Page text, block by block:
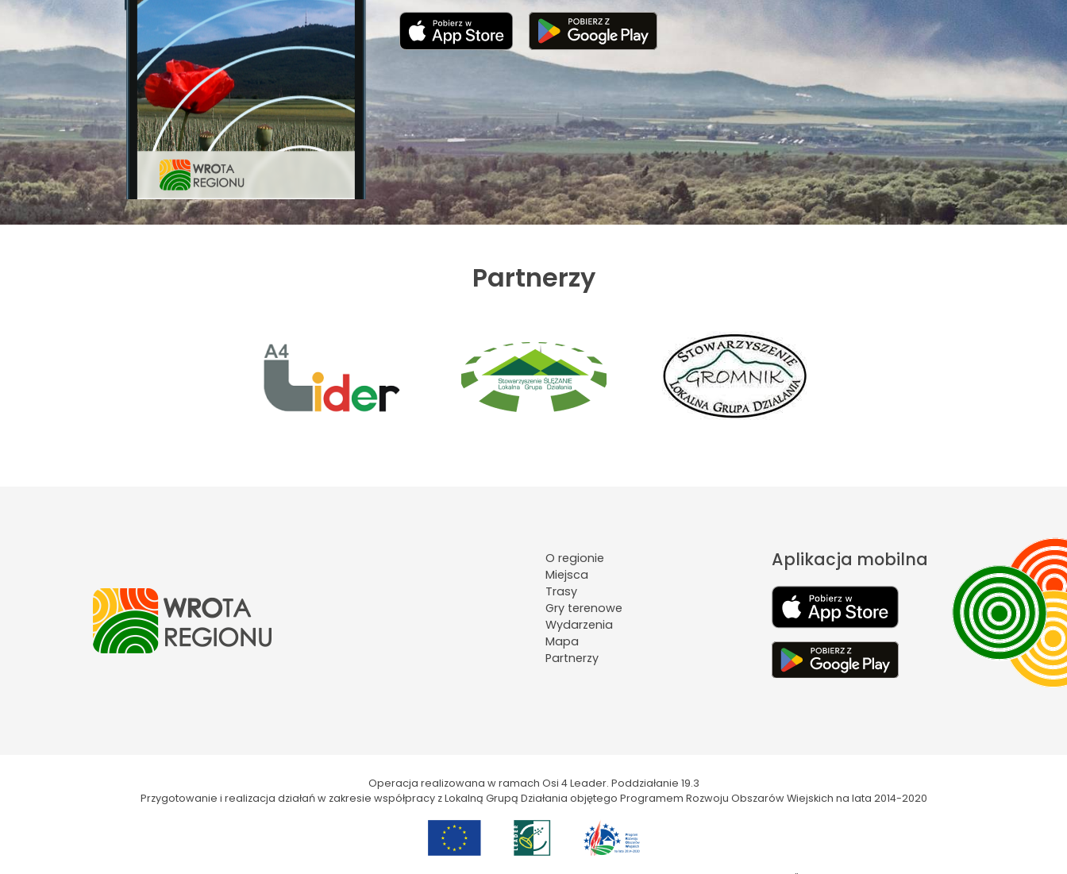
Partnerzy
O regionie
Miejsca
Trasy
Gry terenowe
Wydarzenia
Mapa
Partnerzy
Aplikacja mobilna
Operacja realizowana w ramach Osi 4 Leader. Poddziałanie 19.3
Przygotowanie i realizacja działań w zakresie współpracy z Lokalną Grupą Działania objętego Programem Rozwoju Obszarów Wiejskich na lata 2014-2020